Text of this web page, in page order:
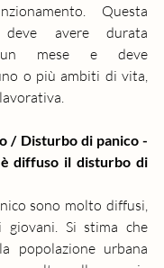
Questa
deve avere durata
mese e deve
o più ambiti di vita,
/ Disturbo di panico -
diffuso il disturbo di
sono molto diffusi,
Si stima che
popolazione urbana